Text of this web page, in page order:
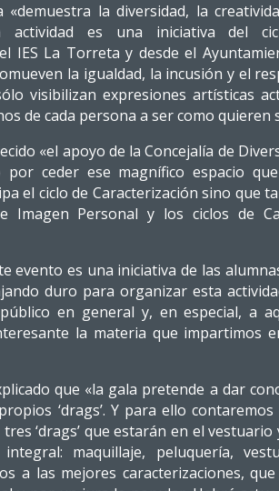
la diversidad, la
actividad es una iniciativa del
IES La Torreta y desde el
la igualdad, la incusión y el
visibilizan expresiones artísticas
de cada persona a ser como quieren
«el apoyo de la Concejalía de
ceder ese magnífico espacio
el ciclo de Caracterización sino que
Imagen Personal y los ciclos de
evento es una iniciativa de las
duro para organizar esta
en general y, en especial, a
la materia que impartimos
que «la gala pretende a dar
‘drags’. Y para ello contaremos
‘drags’ que estarán en el vestuario
maquillaje, peluquería,
a las mejores caracterizaciones,